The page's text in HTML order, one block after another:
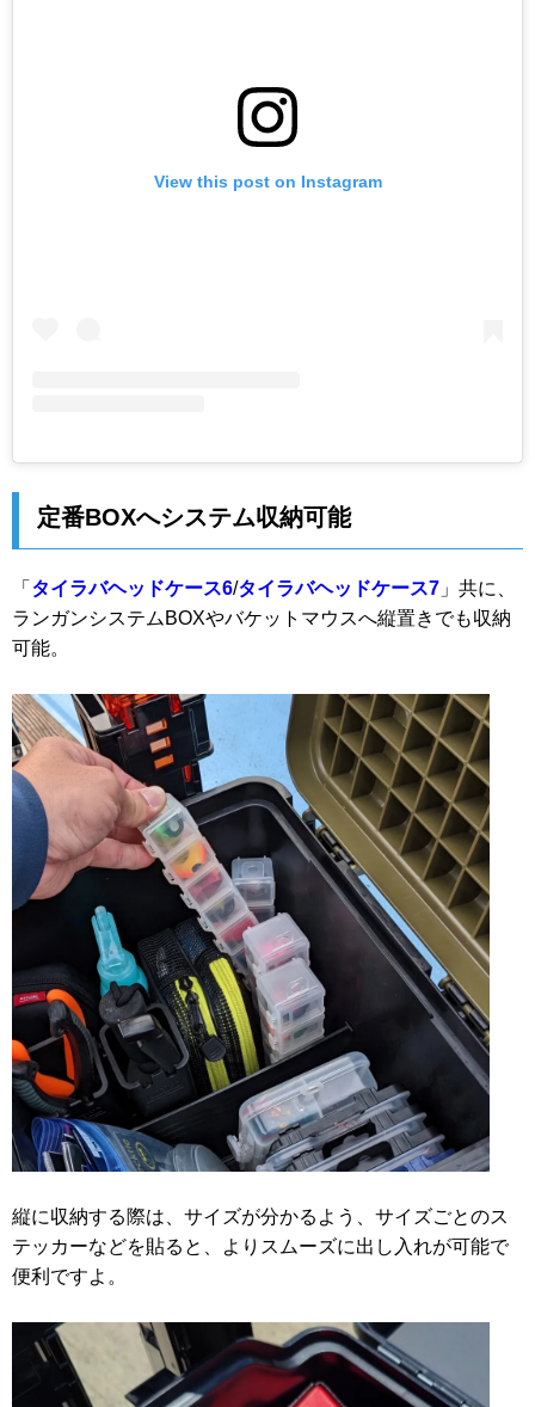
View this post on Instagram
定番BOXへシステム収納可能
「 タイラバヘッドケース6/タイラバヘッドケース7 」共に、
ランガンシステムBOXやバケットマウスへ縦置きでも収納
可能。
縦に収納する際は、サイズが分かるよう、サイズごとのス
テッカーなどを貼ると、よりスムーズに出し入れが可能で
便利ですよ。